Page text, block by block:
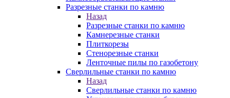
Разрезные станки по камню
Назад
Разрезные станки по камню
Камнерезные станки
Плиткорезы
Стенорезные станки
Ленточные пилы по газобетону
Сверлильные станки по камню
Назад
Сверлильные станки по камню